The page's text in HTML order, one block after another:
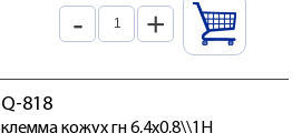
- +
Q-818
клемма кожух гн 6,4x0,8\\1H